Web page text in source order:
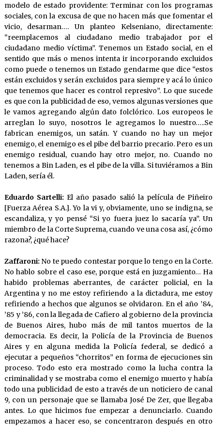
modelo de estado providente: Terminar con los programas
sociales, con la excusa de que no hacen más que fomentar el
vicio, desarman…. Un planteo Kelseniano, directamente:
“reemplacemos al ciudadano medio trabajador por el
ciudadano medio víctima”. Tenemos un Estado social, en el
sentido que más o menos intenta ir incorporando excluidos
como puede o tenemos un Estado gendarme que dice “estos
están excluidos y serán excluidos para siempre y acá lo único
que tenemos que hacer es control represivo”. Lo que sucede
es que con la publicidad de eso, vemos algunas versiones que
le vamos agregando algún dato folclórico. Los europeos le
arreglan lo suyo, nosotros le agregamos lo nuestro…..Se
fabrican enemigos, un satán. Y cuando no hay un mejor
enemigo, el enemigo es el pibe del barrio precario. Pero es un
enemigo residual, cuando hay otro mejor, no. Cuando no
tenemos a Bin Laden, es el pibe de la villa. Si tuviéramos a Bin
Laden, sería él.
Eduardo Sartelli: El año pasado salió la película de Piñeiro
[Fuerza Aérea S.A.]. Yo la vi y, obviamente, uno se indigna, se
escandaliza, y yo pensé “Si yo fuera juez lo sacaría ya”. Un
miembro de la Corte Suprema, cuando ve una cosa así, ¿cómo
razona?, ¿qué hace?
Zaffaroni: No te puedo contestar porque lo tengo en la Corte.
No hablo sobre el caso ese, porque está en juzgamiento… Ha
habido problemas aberrantes, de carácter policial, en la
Argentina y no me estoy refiriendo a la dictadura, me estoy
refiriendo a hechos que algunos se olvidaron. En el año ’84,
’85 y ’86, con la llegada de Cafiero al gobierno de la provincia
de Buenos Aires, hubo más de mil tantos muertos de la
democracia. Es decir, la Policía de la Provincia de Buenos
Aires y en alguna medida la Policía federal, se dedicó a
ejecutar a pequeños “chorritos” en forma de ejecuciones sin
proceso. Todo esto era mostrado como la lucha contra la
criminalidad y se mostraba como el enemigo muerto y había
todo una publicidad de esto a través de un noticiero de canal
9, con un personaje que se llamaba José De Zer, que llegaba
antes. Lo que hicimos fue empezar a denunciarlo. Cuando
empezamos a hacer eso, se concentraron después en otro